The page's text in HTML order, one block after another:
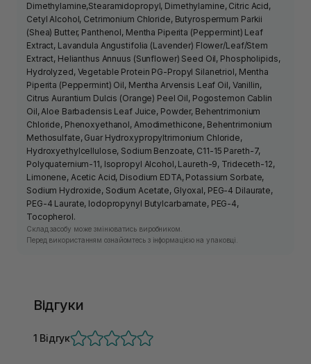
Dimethylamine,Stearamidopropyl, Dimethylamine, Citric Acid,
Cetyl Alcohol, Cetrimonium Chloride, Butyrospermum Parkii
(Shea) Butter, Panthenol, Mentha Piperita (Peppermint) Leaf
Extract, Lavandula Angustifolia (Lavender) Flower/Leaf/Stem
Extract, Helianthus Annuus (Sunflower) Seed Oil, Phospholipids,
Hydrolyzed, Vegetable Protein PG-Propyl Silanetriol, Mentha
Piperita (Peppermint) Oil, Mentha Arvensis Leaf Oil, Vanillin,
Citrus Aurantium Dulcis (Orange) Peel Oil, Pogostemon Cablin
Oil, Aloe Barbadensis Leaf Juice, Powder, Behentrimonium
Chloride, Phenoxyethanol, Amodimethicone, Behentrimonium
Methosulfate, Guar Hydroxypropyltrimonium Chloride,
Hydroxyethylcellulose, Sodium Benzoate, C11-15 Pareth-7,
Polyquaternium-11, Isopropyl Alcohol, Laureth-9, Trideceth-12,
Limonene, Acetic Acid, Disodium EDTA, Potassium Sorbate,
Sodium Hydroxide, Sodium Acetate, Glyoxal, PEG-4 Dilaurate,
PEG-4 Laurate, Iodopropynyl Butylcarbamate, PEG-4,
Tocopherol.
Склад засобу може змінюватись виробником.
Перед використанням ознайомтесь з інформацією на упаковці.
Відгуки
1 Відгук